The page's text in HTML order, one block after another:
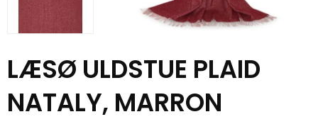
LÆSØ ULDSTUE PLAID
NATALY, MARRON